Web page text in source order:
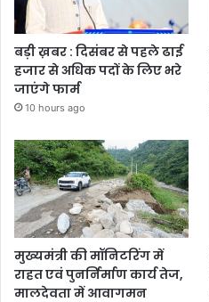
बड़ी ख़बर : दिसंबर से पहले ढाई
हजार से अधिक पदों के लिए भरे
जाएंगे फार्म
10 hours ago
मुख्यमंत्री की मॉनिटरिंग में
राहत एवं पुनर्निर्माण कार्य तेज,
मालदेवता में आवागमन